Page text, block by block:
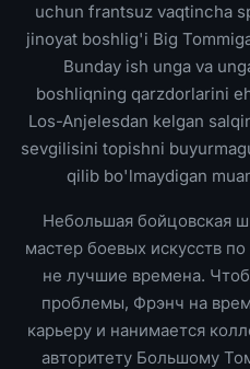
uchun frantsuz vaqtincha
jinoyat boshlig'i Big
Bunday ish unga va
boshliqning qarzdorlarini
Los-Anjelesdan kelgan
sevgilisini topishni
qilib bo'lmaydigan
Небольшая бойцовская
мастер боевых искусств
не лучшие времена.
проблемы, Фрэнч на
карьеру и нанимается
авторитету Большому